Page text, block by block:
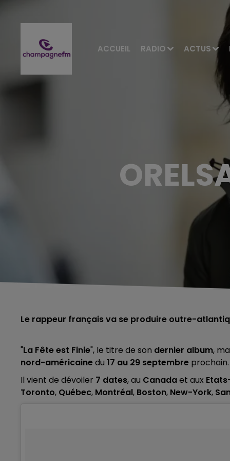
ACCUEIL RADIO ACTUS
Le rappeur français va se produire outre-
"La Fête est Finie", le titre de son dernier album,
nord-américainedu 17 au 29 septembre prochain.
Il vient de dévoiler 7 dates, au Canadaet aux
Toronto, Québec, Montréal, Boston, New-York,